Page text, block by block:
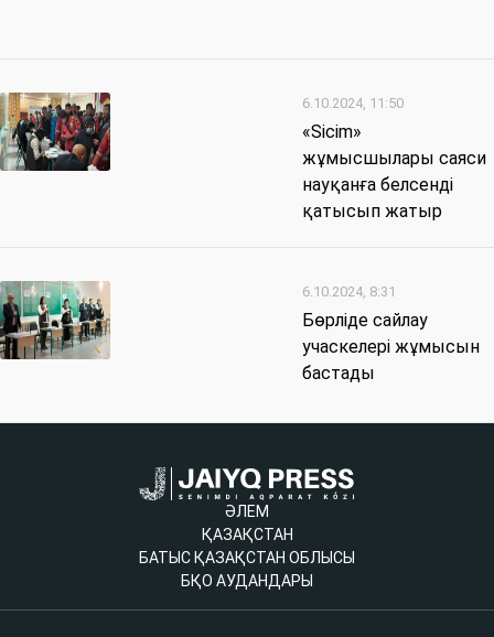
6.10.2024, 11:50
«Sicim»
жұмысшылары саяси
науқанға белсенді
қатысып жатыр
6.10.2024, 8:31
Бөрліде сайлау
учаскелері жұмысын
бастады
ӘЛЕМ
ҚАЗАҚСТАН
БАТЫС ҚАЗАҚСТАН ОБЛЫСЫ
БҚО АУДАНДАРЫ